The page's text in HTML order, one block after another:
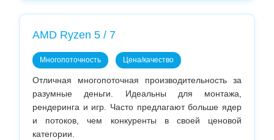
AMD Ryzen 5 / 7
Многопоточность Цена/качество
Отличная многопоточная производительность за
разумные деньги. Идеальны для монтажа,
рендеринга и игр. Часто предлагают больше ядер
и потоков, чем конкуренты в своей ценовой
категории.